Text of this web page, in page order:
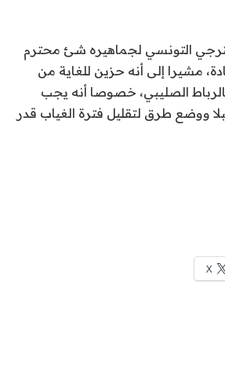
التونسي لجماهيره شئ محترم
مشيرا إلى أنه حزين للغاية من
الصليبي، خصوصا أنه يجب
ووضع طرق لتقليل فترة الغياب قدر
X